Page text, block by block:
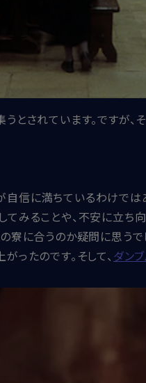
とされています。ですが
信に満ちているわけで
みることや、不安に立ち
に合うのか疑問に思うで
ったのです。そして、 ダン